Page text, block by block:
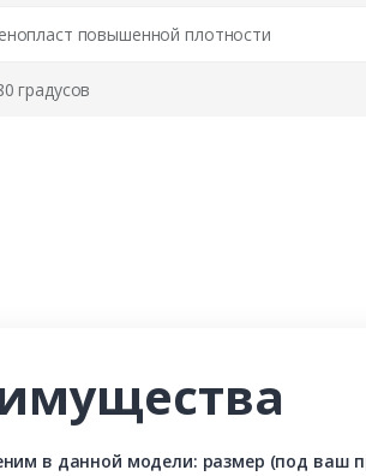
повышенной плотности
градусов
в данной модели: размер (под ваш